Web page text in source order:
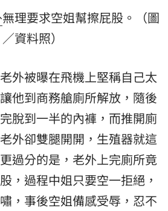
無理要求空姐幫擦屁股。（圖
／資料照）
外被曝在飛機上堅稱自己太
他到商務艙廁所解放，隨後
脫到一半的內褲，而推開廁
外卻雙腿開開，生殖器就這
過分的是，老外上完廁所竟
，過程中姐只要空一拒絕，
，事後空姐備感受辱，忍不